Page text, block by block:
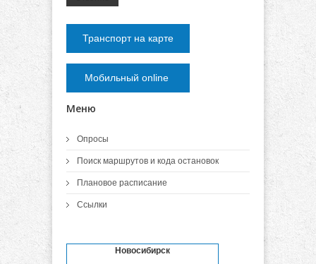
Транспорт на карте
Мобильный online
Меню
Опросы
Поиск маршрутов и кода остановок
Плановое расписание
Ссылки
Новосибирск